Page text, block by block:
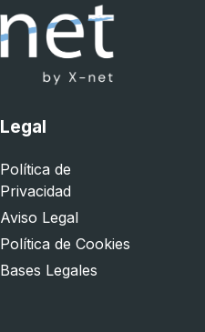
Legal
Política de
Privacidad
Aviso Legal
Política de Cookies
Bases Legales